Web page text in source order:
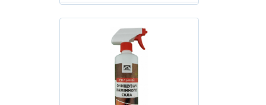
Розфасовка: .